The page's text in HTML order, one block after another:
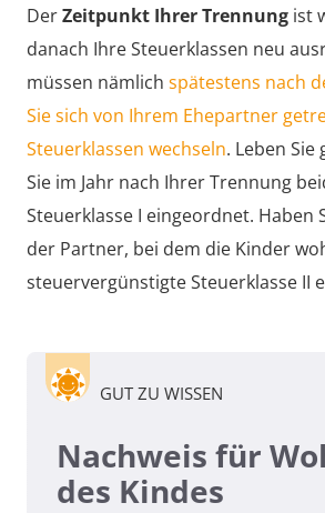
DerZeitpunkt Ihrer Trennung ist
danach Ihre Steuerklassen neu
müssen nämlich spätestens nach
Sie sich von Ihrem Ehepartner
Steuerklassen wechseln. Leben
Sie im Jahr nach Ihrer Trennung
Steuerklasse I eingeordnet. Haben
der Partner, bei dem die Kinder
steuervergünstigte Steuerklasse II
GUT ZU WISSEN
Nachweis für
des Kindes